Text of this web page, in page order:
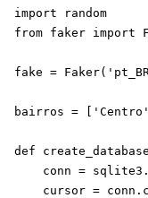
import random
from faker import
fake =
bairros =
def
conn =
cursor =